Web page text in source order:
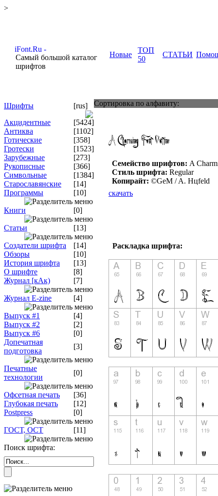
>
Самый большой каталог
шрифтов
Новые
ТОП
50
СТАТЬИ
Шрифты
[rus]
Акцидентные
[5424]
Антиква
[1102]
Готические
[358]
Гротески
[1523]
Зарубежные
[273]
Рукописные
[366]
Символьные
[1384]
Старославянские
[14]
Программы
[10]
Книги [0]
Статьи [13]
Создатели шрифта
[14]
Обзоры
[10]
История шрифта
[13]
О шрифте
[8]
Журнал [кАк)
[7]
Журнал E-zine [4]
Выпуск #1
[4]
Выпуск #2
[2]
Выпуск #6
[0]
Допечатная
подготовка
[3]
Печатные
технологии
[0]
Офсетная печать
[36]
Глубокая печать
[12]
Postpress
[0]
ГОСТ, ОСТ [11]
Поиск шрифта:
Сортировка по алфавиту:
Семейство шрифтов: A
Стиль шрифта: Regular
Копирайт: ©GeM / A. Hцfeld
скачать
Раскладка шрифта: